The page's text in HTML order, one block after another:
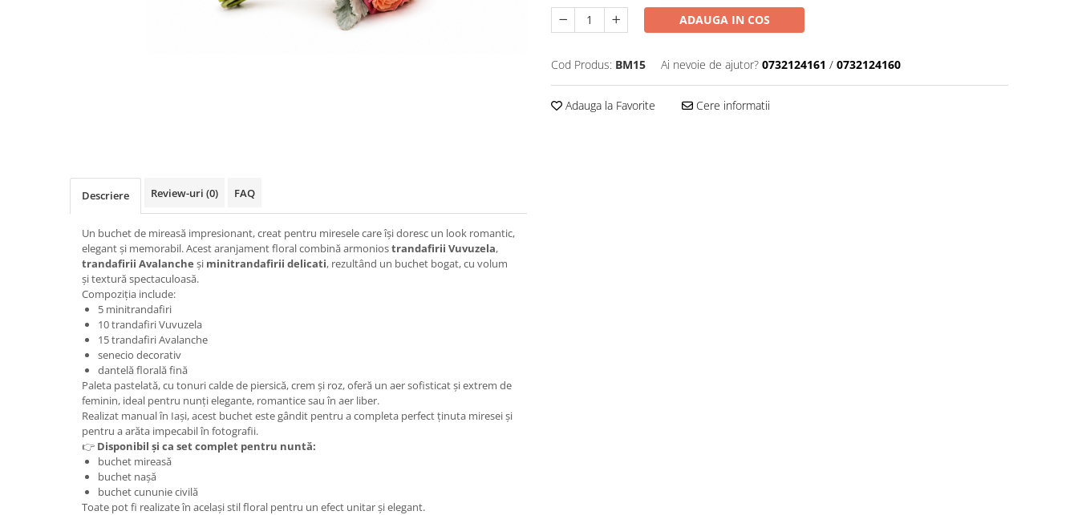
ADAUGA IN COS
Cod Produs: BM15 Ai nevoie de ajutor? 0732124161 / 0732124160
Adauga la Favorite Cere informatii
Descriere Review-uri (0) FAQ
Un buchet de mireasă impresionant, creat pentru miresele care își doresc un look romantic,
elegant și memorabil. Acest aranjament floral combină armoniostrandafirii Vuvuzela,
trandafirii Avalanche și minitrandafirii delicati, rezultând un buchet bogat, cu volum
și textură spectaculoasă.
Compoziția include:
5 minitrandafiri
10 trandafiri Vuvuzela
15 trandafiri Avalanche
senecio decorativ
dantelă florală fină
Paleta pastelată, cu tonuri calde de piersică, crem și roz, oferă un aer sofisticat și extrem de
feminin, ideal pentru nunți elegante, romantice sau în aer liber.
Realizat manual în Iași, acest buchet este gândit pentru a completa perfect ținuta miresei și
pentru a arăta impecabil în fotografii.
👉 Disponibil și ca set complet pentru nuntă:
buchet mireasă
buchet nașă
buchet cununie civilă
Toate pot fi realizate în același stil floral pentru un efect unitar și elegant.